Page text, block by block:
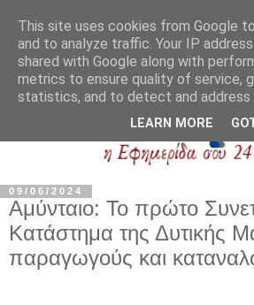
09/06/2024
Αμύνταιο: Το πρώτο
Κατάστημα της Δυτικής
παραγωγούς και
This site uses cookies from Google
and to analyze traffic. Your IP
shared with Google along with
metrics to ensure quality of service,
statistics, and to detect and address
LEARN MORE